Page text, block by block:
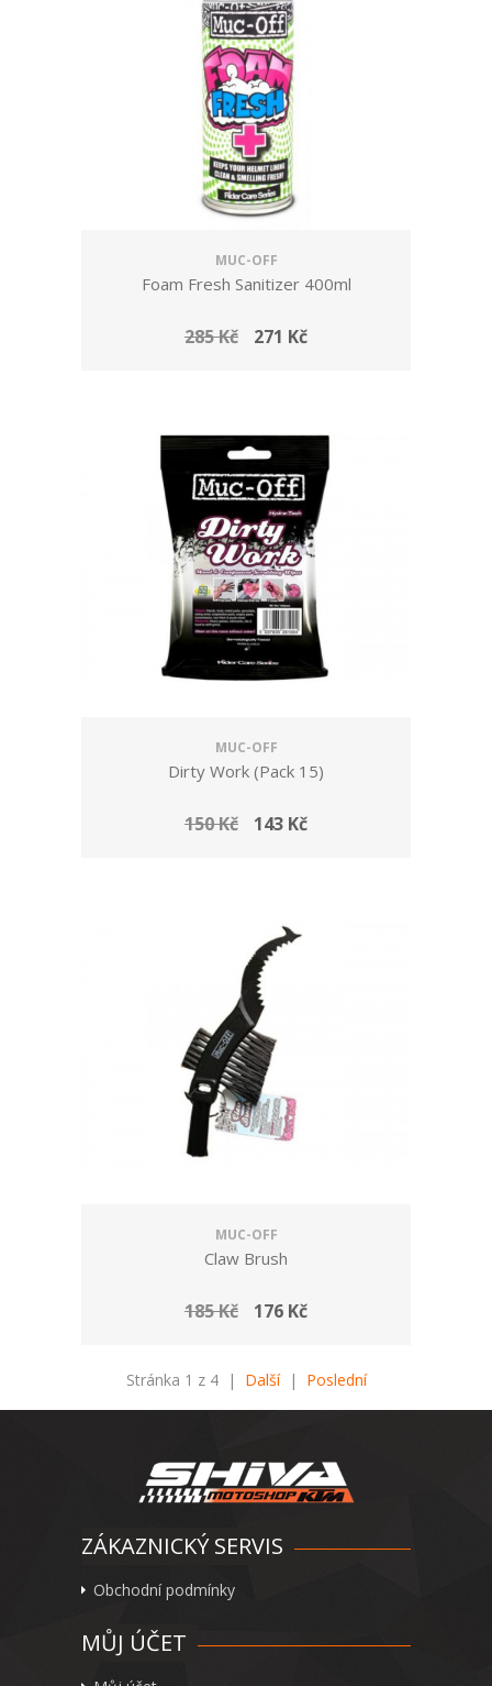
MUC-OFF
Foam Fresh Sanitizer 400ml
285 Kč 271 Kč
MUC-OFF
Dirty Work (Pack 15)
150 Kč 143 Kč
MUC-OFF
Claw Brush
185 Kč 176 Kč
Stránka 1 z 4 | Další| Poslední
ZÁKAZNICKÝ SERVIS
Obchodní podmínky
MŮJ ÚČET